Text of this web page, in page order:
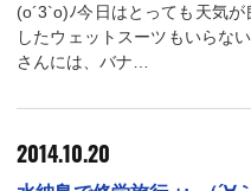
(o´3`o)ﾉ今日はとっても天気
したウェットスーツもいらな
さんには、バナ…
2014.10.20